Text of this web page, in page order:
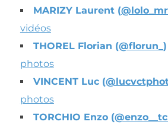
MARIZY Laurent (
vidéos
THOREL Florian (@florun_
photos
VINCENT Luc (
photos
TORCHIO Enzo (